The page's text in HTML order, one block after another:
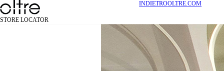
STORE LOCATOR
INDIETROOLTRE.COM